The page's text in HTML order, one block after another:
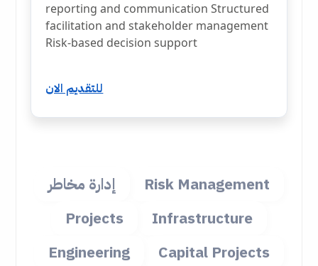
reporting and communication Structured
facilitation and stakeholder management
Risk-based decision support
للتقديم الان
Risk Management
إدارة مخاطر
Infrastructure
Projects
Capital Projects
Engineering